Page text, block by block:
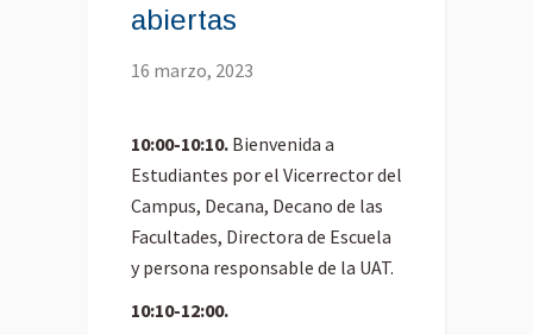
abiertas
16 marzo, 2023
10:00-10:10. Bienvenida a
Estudiantes por el Vicerrector del
Campus, Decana, Decano de las
Facultades, Directora de Escuela
y persona responsable de la UAT.
10:10-12:00.